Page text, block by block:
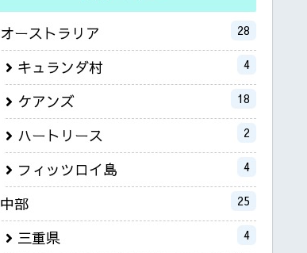
オーストラリア 28
キュランダ村 4
ケアンズ 18
ハートリース 2
フィッツロイ島 4
中部 25
三重県 4